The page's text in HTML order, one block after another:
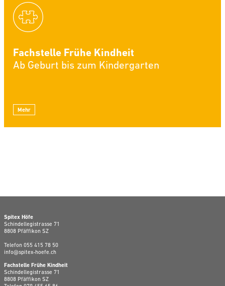
Fachstelle Frühe Kindheit
Ab Geburt bis zum Kindergarten
Mehr
Spitex Höfe
Schindellegistrasse 71
8808 Pfäffikon SZ
Telefon 055 415 78 50
info@spitex-hoefe.ch
Fachstelle Frühe Kindheit
Schindellegistrasse 71
8808 Pfäffikon SZ